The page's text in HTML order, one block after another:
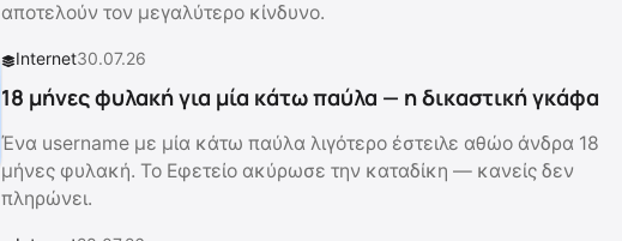
αποτελούν τον μεγαλύτερο κίνδυνο.
Internet30.07.26
18 μήνες φυλακή για μία κάτω παύλα — η δικαστική γκάφα
Ένα username με μία κάτω παύλα λιγότερο έστειλε αθώο άνδρα 18
μήνες φυλακή. Το Εφετείο ακύρωσε την καταδίκη — κανείς δεν
πληρώνει.